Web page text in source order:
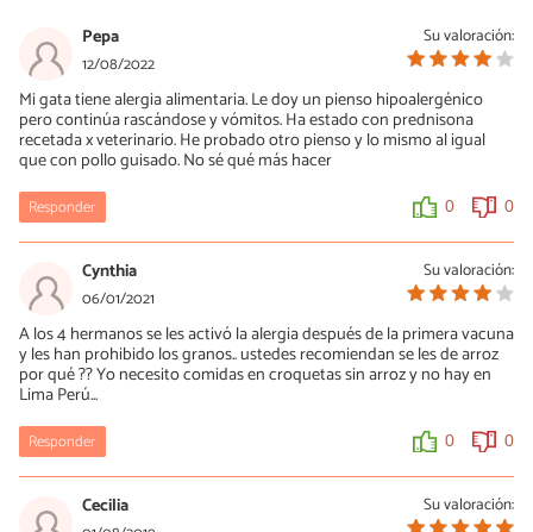
Su valoración:
Pepa
12/08/2022
Mi gata tiene alergia alimentaria. Le doy un pienso hipoalergénico
pero continúa rascándose y vómitos. Ha estado con prednisona
recetada x veterinario. He probado otro pienso y lo mismo al igual
que con pollo guisado. No sé qué más hacer
Responder 0 0
Su valoración:
Cynthia
06/01/2021
A los 4 hermanos se les activó la alergia después de la primera vacuna
y les han prohibido los granos.. ustedes recomiendan se les de arroz
por qué ?? Yo necesito comidas en croquetas sin arroz y no hay en
Lima Perú...
Responder 0 0
Su valoración:
Cecilia